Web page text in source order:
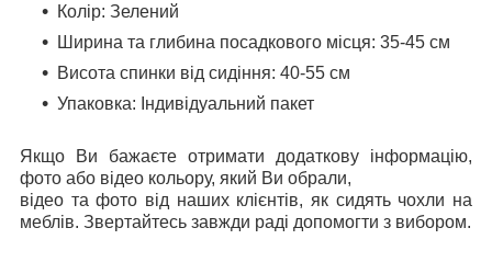
Колір: Зелений
Ширина та глибина посадкового місця: 35-45 см
Висота спинки від сидіння: 40-55 см
Упаковка: Індивідуальний пакет
Якщо Ви бажаєте отримати додаткову інформацію,
фото або відео кольору, який Ви обрали,
відео та фото від наших клієнтів, як сидять чохли на
меблів. Звертайтесь завжди раді допомогти з вибором.